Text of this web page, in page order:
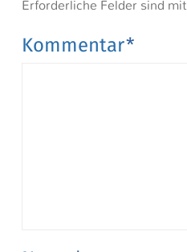
Kommentar*